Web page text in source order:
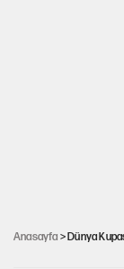
Anasayfa > Dünya